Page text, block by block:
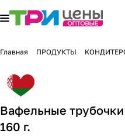
Главная ПРОДУКТЫ
Вафельные
160 г.